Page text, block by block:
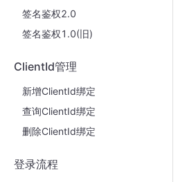
签名鉴权2.0
签名鉴权1.0(旧)
ClientId管理
新增ClientId绑定
查询ClientId绑定
删除ClientId绑定
登录流程